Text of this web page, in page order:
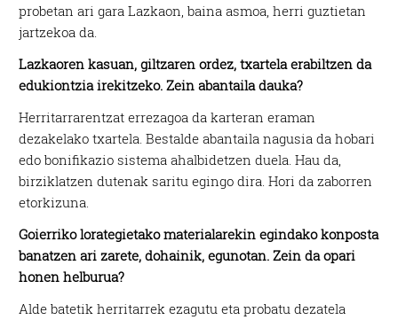
probetan ari gara Lazkaon, baina asmoa, herri guztietan
jartzekoa da.
Lazkaoren kasuan, giltzaren ordez, txartela erabiltzen da
edukiontzia irekitzeko. Zein abantaila dauka?
Herritarrarentzat errezagoa da karteran eraman
dezakelako txartela. Bestalde abantaila nagusia da hobari
edo bonifikazio sistema ahalbidetzen duela. Hau da,
birziklatzen dutenak saritu egingo dira. Hori da zaborren
etorkizuna.
Goierriko lorategietako materialarekin egindako konposta
banatzen ari zarete, dohainik, egunotan. Zein da opari
honen helburua?
Alde batetik herritarrek ezagutu eta probatu dezatela